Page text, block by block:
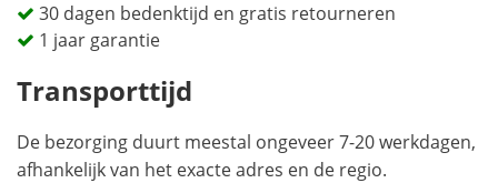
30 dagen bedenktijd en gratis retourneren
1 jaar garantie
Transporttijd
De bezorging duurt meestal ongeveer 7-20 werkdagen,
afhankelijk van het exacte adres en de regio.